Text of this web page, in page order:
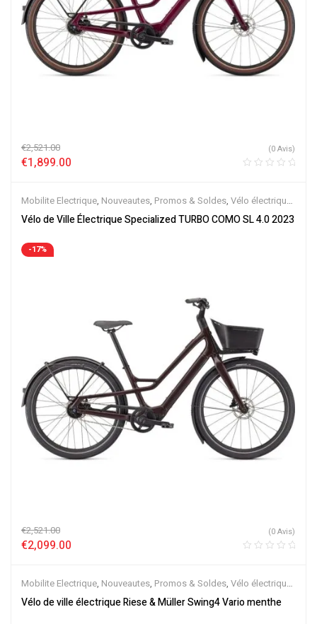
€2,521.00
€1,899.00
(0 Avis)
Mobilite Electrique, Nouveautes, Promos & Soldes, Vélo électrique
ville, Velos Electriques,VTC Electrique
Vélo de Ville Électrique Specialized TURBO COMO SL 4.0 2023
-17%
€2,521.00
€2,099.00
(0 Avis)
Mobilite Electrique, Nouveautes, Promos & Soldes, Vélo électrique
ville, Velos Electriques,VTC Electrique
Vélo de ville électrique Riese & Müller Swing4 Vario menthe